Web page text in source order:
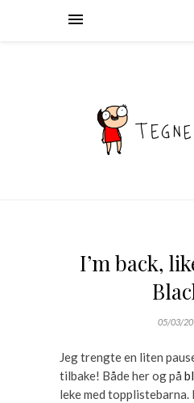
I’m back,
05/03/
Jeg trengte en liten
tilbake! Både her og på
leke med